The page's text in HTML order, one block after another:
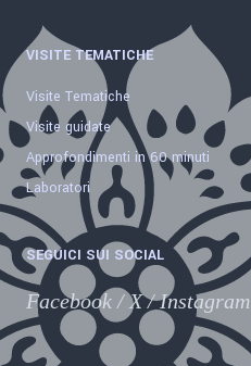
VISITE TEMATICHE
Visite Tematiche
Visite guidate
Approfondimenti in 60 minuti
Laboratori
SEGUICI SUI SOCIAL
Facebook /X/Instagram